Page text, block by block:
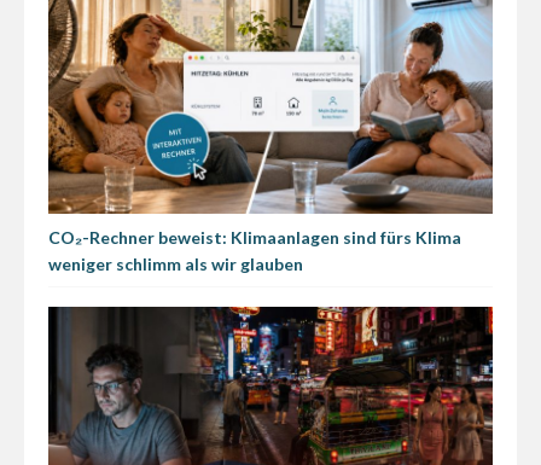
CO₂-Rechner beweist: Klimaanlagen sind fürs Klima
weniger schlimm als wir glauben